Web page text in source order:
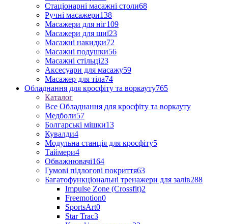
Стаціонарні масажні столи68
Ручні масажери138
Масажери для ніг109
Масажери для шиї23
Масажні накидки72
Масажні подушки56
Масажні стільці23
Аксесуари для масажу59
Масажер для тіла74
Обладнання для кросфіту та воркауту765
Каталог
Все Обладнання для кросфіту та воркауту
Медболи57
Болгарські мішки13
Кувалди4
Модульна станція для кросфіту5
Таймери4
Обважнювачі164
Гумові підлогові покриття63
Багатофункціональні тренажери для залів288
Impulse Zone (Crossfit)2
Freemotion0
SportsArt0
Star Trac3